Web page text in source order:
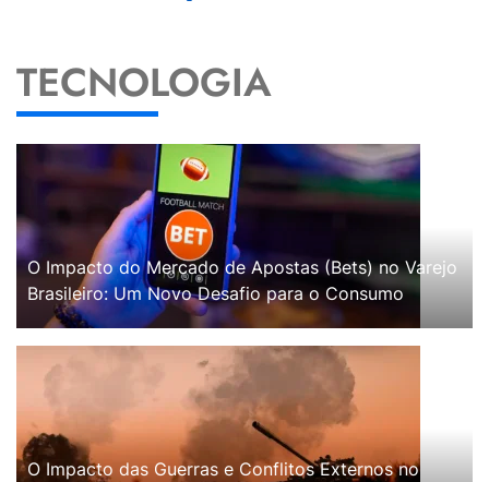
TECNOLOGIA
O Impacto do Mercado de Apostas (Bets) no Varejo
Brasileiro: Um Novo Desafio para o Consumo
O Impacto das Guerras e Conflitos Externos no